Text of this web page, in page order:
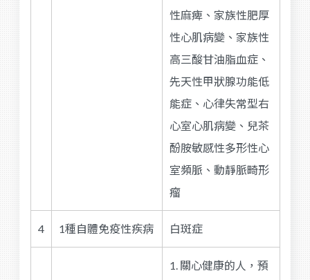
性麻痺、家族性肥厚
性心肌病變、家族性
高三酸甘油脂血症、
先天性甲狀腺功能低
能症、心律失常型右
心室心肌病變、兒茶
酚胺敏感性多形性心
室頻脈、動靜脈畸形
瘤
4 1種自體免疫性疾病 白斑症
1. 關心健康的人，預